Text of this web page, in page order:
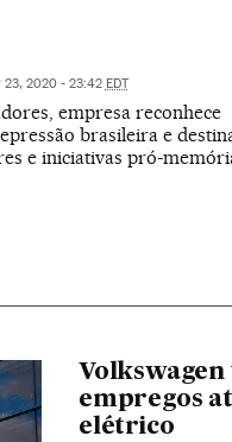
23, 2020 - 23:42 EDT
empresa reconhece
brasileira e
e iniciativas pró-
Volkswagen
empregos
elétrico